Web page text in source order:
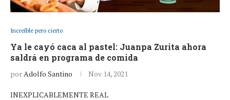
Increíble pero cierto
Ya le cayó caca al pastel: Juanpa Zurita ahora
saldrá en programa de comida
porAdolfo Santino Nov 14, 2021
INEXPLICABLEMENTE REAL